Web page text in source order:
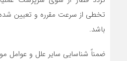
تخطی از سرعت مقرره و تعیین
باشد.
ضمناً شناسایی سایر علل و عوامل